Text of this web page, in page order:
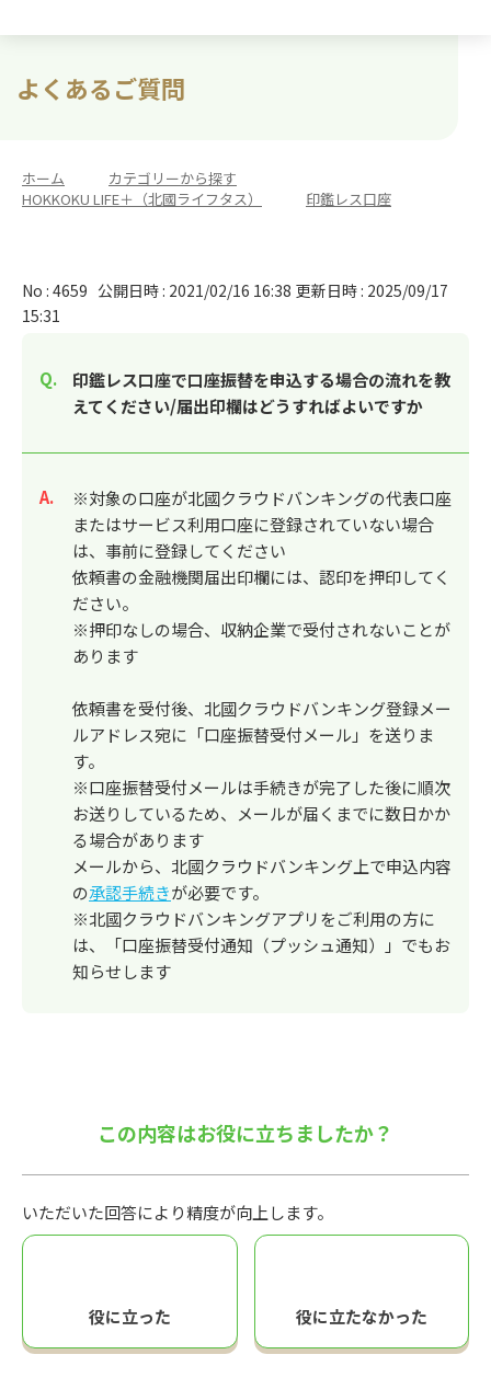
よくあるご質問
ホーム カテゴリーから探す
HOKKOKU LIFE＋（北國ライフタス）
印鑑レス口座
No : 4659 公開日時 : 2021/02/16 16:38 更新日時 : 2025/09/17
15:31
印鑑レス口座で口座振替を申込する場合の流れを教
えてください/届出印欄はどうすればよいですか
回答
※対象の口座が北國クラウドバンキングの代表口座
またはサービス利用口座に登録されていない場合
は、事前に登録してください
依頼書の金融機関届出印欄には、認印を押印してく
ださい。
※押印なしの場合、収納企業で受付されないことが
あります
依頼書を受付後、北國クラウドバンキング登録メー
ルアドレス宛に「口座振替受付メール」を送りま
す。
※口座振替受付メールは手続きが完了した後に順次
お送りしているため、メールが届くまでに数日かか
る場合があります
メールから、北國クラウドバンキング上で申込内容
の承認手続きが必要です。
※北國クラウドバンキングアプリをご利用の方に
は、「口座振替受付通知（プッシュ通知）」でもお
知らせします
この内容はお役に立ちましたか？
いただいた回答により精度が向上します。
役に立った 役に立たなかった